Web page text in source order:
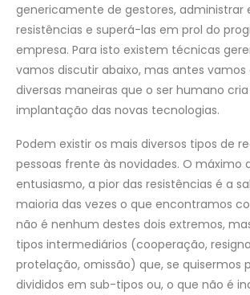
genericamente de gestores, administrar
resistências e superá-las em prol do
empresa. Para isto existem técnicas
vamos discutir abaixo, mas antes vamos
diversas maneiras que o ser humano
implantação das novas tecnologias.
Podem existir os mais diversos tipos de
pessoas frente às novidades. O máximo
entusiasmo, a pior das resistências é a
maioria das vezes o que encontramos
não é nenhum destes dois extremos,
tipos intermediários (cooperação,
protelação, omissão) que, se quisermos
divididos em sub-tipos ou, o que não é